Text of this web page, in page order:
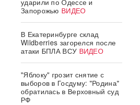
ударили по Одессе и
Запорожью ВИДЕО
В Екатеринбурге склад
Wildberries загорелся после
атаки БПЛА ВСУ ВИДЕО
"Яблоку" грозит снятие с
выборов в Госдуму: "Родина"
обратилась в Верховный суд
РФ